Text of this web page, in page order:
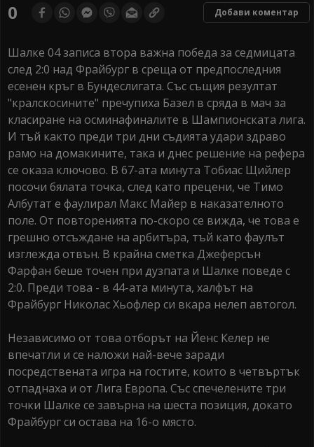
0 Добави коментар
Шалке 04 записа втора важна победа за седмицата
след 2:0 над Фрайбург в среща от предпоследния
есенен кръг в Бундеслигата. Със същия резултат
"кралскосините" пречупиха Базел в сряда в мач за
класиране на осминафиналите в Шампионската лига.
И тъй както преди три дни съдията удари здраво
рамо на домакините, така и днес решение на рефера
се оказа ключово. В 67-ата минута Тобиас Щийлер
посочи бялата точка, след като прецени, че Тимо
Албутат е фаулирал Макс Майер в наказателното
поле. От повторенията по-скоро се вижда, че това е
грешно отсъждане на арбитъра, тъй като фаулът
изглежда отвън. В крайна сметка Джеферсън
Фарфан беше точен при дузпата и Шалке поведе с
2:0. Преди това - в 44-ата минута, халфът на
Фрайбург Николас Хьофлер си вкара нелеп автогол.
Независимо от това отборът на Йенс Келер не
впечатли и се наложи най-вече заради
посредствената игра на гостите, които в четвъртък
отпаднаха и от Лига Европа. Със спечелените три
точки Шалке се завърна на шеста позиция, докато
Фрайбург си остава на 16-о място.